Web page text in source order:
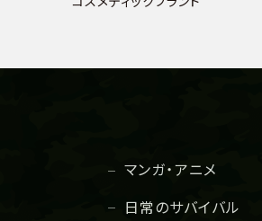
マンガ・アニメ
日常のサバイバル